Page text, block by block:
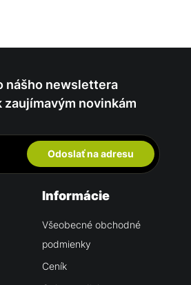
nášho newslettera
novinkám
Odoslať na adresu
Informácie
Všeobecné obchodné
podmienky
Ceník